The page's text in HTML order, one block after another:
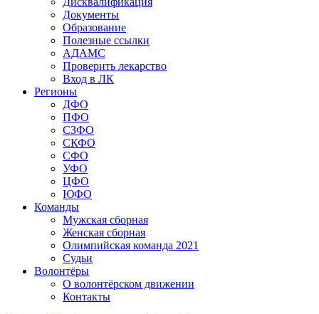
Документы
Образование
Полезные ссылки
АДАМС
Проверить лекарство
Вход в ЛК
Регионы
ДФО
ПФО
СЗФО
СКФО
СФО
УФО
ЦФО
ЮФО
Команды
Мужская сборная
Женская сборная
Олимпийская команда 2021
Судьи
Волонтёры
О волонтёрском движении
Контакты